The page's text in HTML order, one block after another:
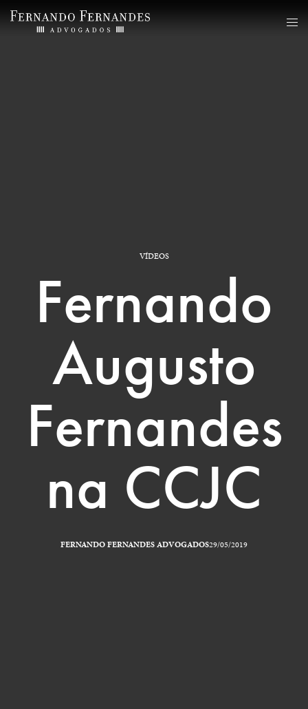
VÍDEOS
Fernando
Augusto
Fernandes
na CCJC
FERNANDO FERNANDES ADVOGADOS29/05/2019